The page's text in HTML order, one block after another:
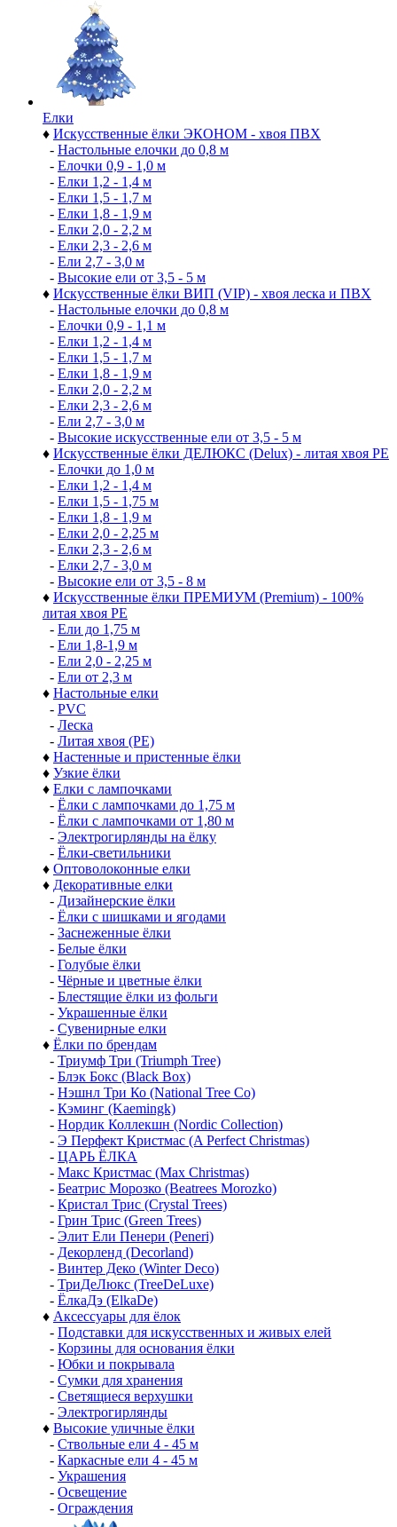
Елки
♦ Искусственные ёлки ЭКОНОМ - хвоя ПВХ
- Настольные елочки до 0,8 м
- Елочки 0,9 - 1,0 м
- Елки 1,2 - 1,4 м
- Елки 1,5 - 1,7 м
- Елки 1,8 - 1,9 м
- Елки 2,0 - 2,2 м
- Елки 2,3 - 2,6 м
- Ели 2,7 - 3,0 м
- Высокие ели от 3,5 - 5 м
♦ Искусственные ёлки ВИП (VIP) - хвоя леска и ПВХ
- Настольные елочки до 0,8 м
- Елочки 0,9 - 1,1 м
- Елки 1,2 - 1,4 м
- Елки 1,5 - 1,7 м
- Елки 1,8 - 1,9 м
- Елки 2,0 - 2,2 м
- Елки 2,3 - 2,6 м
- Ели 2,7 - 3,0 м
- Высокие искусственные ели от 3,5 - 5 м
♦ Искусственные ёлки ДЕЛЮКС (Delux) - литая хвоя РЕ
- Елочки до 1,0 м
- Елки 1,2 - 1,4 м
- Елки 1,5 - 1,75 м
- Елки 1,8 - 1,9 м
- Елки 2,0 - 2,25 м
- Елки 2,3 - 2,6 м
- Елки 2,7 - 3,0 м
- Высокие ели от 3,5 - 8 м
♦ Искусственные ёлки ПРЕМИУМ (Premium) - 100%
литая хвоя РЕ
- Ели до 1,75 м
- Ели 1,8-1,9 м
- Ели 2,0 - 2,25 м
- Ели от 2,3 м
♦ Настольные елки
- PVC
- Леска
- Литая хвоя (РЕ)
♦ Настенные и пристенные ёлки
♦ Узкие ёлки
♦ Елки с лампочками
- Ёлки с лампочками до 1,75 м
- Ёлки с лампочками от 1,80 м
- Электрогирлянды на ёлку
- Ёлки-светильники
♦ Оптоволоконные елки
♦ Декоративные елки
- Дизайнерские ёлки
- Ёлки с шишками и ягодами
- Заснеженные ёлки
- Белые ёлки
- Голубые ёлки
- Чёрные и цветные ёлки
- Блестящие ёлки из фольги
- Украшенные ёлки
- Сувенирные елки
♦ Ёлки по брендам
- Триумф Три (Triumph Tree)
- Блэк Бокс (Black Box)
- Нэшнл Три Ко (National Tree Co)
- Кэминг (Kaemingk)
- Нордик Коллекшн (Nordic Collection)
- Э Перфект Кристмас (A Perfect Christmas)
- ЦАРЬ ЁЛКА
- Макс Кристмас (Max Christmas)
- Беатрис Морозко (Beatrees Morozko)
- Кристал Трис (Crystal Trees)
- Грин Трис (Green Trees)
- Элит Ели Пенери (Peneri)
- Декорленд (Decorland)
- Винтер Деко (Winter Deco)
- ТриДеЛюкс (TreeDeLuxe)
- ЁлкаДэ (ElkaDe)
♦ Аксессуары для ёлок
- Подставки для искусственных и живых елей
- Корзины для основания ёлки
- Юбки и покрывала
- Сумки для хранения
- Светящиеся верхушки
- Электрогирлянды
♦ Высокие уличные ёлки
- Ствольные ели 4 - 45 м
- Каркасные ели 4 - 45 м
- Украшения
- Освещение
- Ограждения